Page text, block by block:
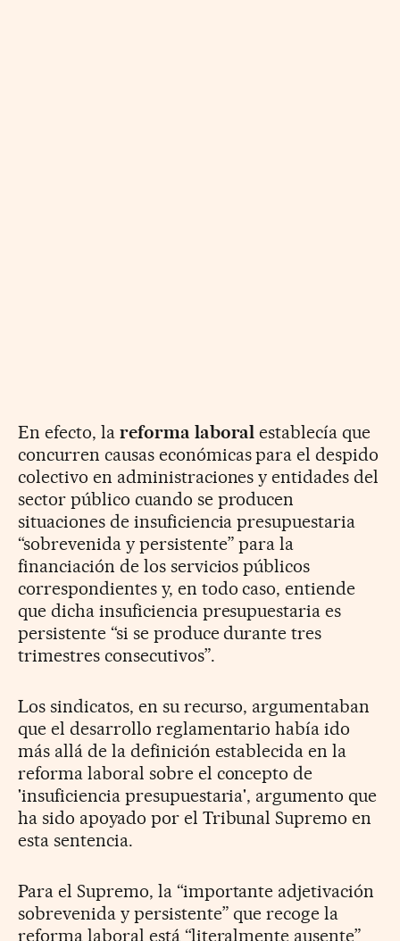
En efecto, la reforma laboral establecía que
concurren causas económicas para el despido
colectivo en administraciones y entidades del
sector público cuando se producen
situaciones de insuficiencia presupuestaria
“sobrevenida y persistente” para la
financiación de los servicios públicos
correspondientes y, en todo caso, entiende
que dicha insuficiencia presupuestaria es
persistente “si se produce durante tres
trimestres consecutivos”.
Los sindicatos, en su recurso, argumentaban
que el desarrollo reglamentario había ido
más allá de la definición establecida en la
reforma laboral sobre el concepto de
'insuficiencia presupuestaria', argumento que
ha sido apoyado por el Tribunal Supremo en
esta sentencia.
Para el Supremo, la “importante adjetivación
sobrevenida y persistente” que recoge la
reforma laboral está “literalmente ausente”